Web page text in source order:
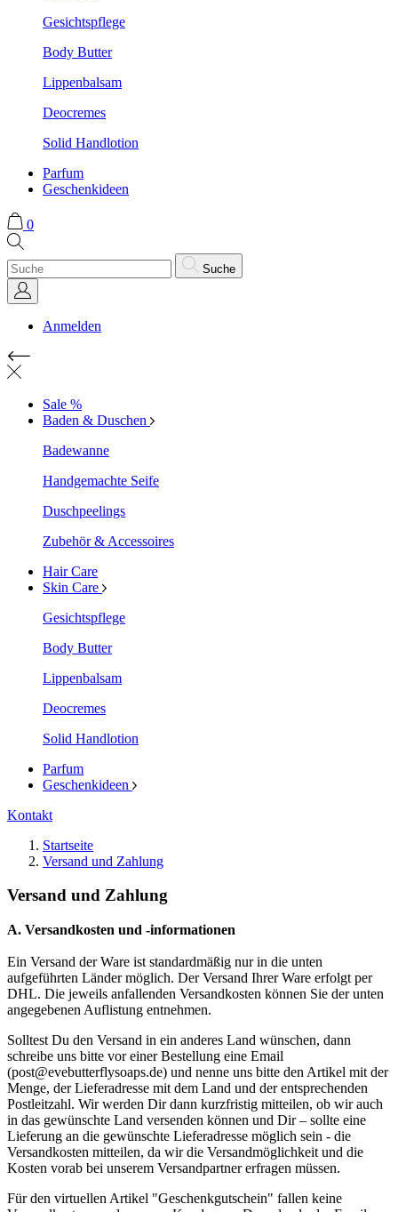
Gesichtspflege
Body Butter
Lippenbalsam
Deocremes
Solid Handlotion
Parfum
Geschenkideen
0
Suche
Anmelden
Sale %
Baden & Duschen
Badewanne
Handgemachte Seife
Duschpeelings
Zubehör & Accessoires
Hair Care
Skin Care
Gesichtspflege
Body Butter
Lippenbalsam
Deocremes
Solid Handlotion
Parfum
Geschenkideen
Kontakt
Startseite
Versand und Zahlung
Versand und Zahlung
A. Versandkosten und -informationen
Ein Versand der Ware ist standardmäßig nur in die unten
aufgeführten Länder möglich. Der Versand Ihrer Ware erfolgt per
DHL. Die jeweils anfallenden Versandkosten können Sie der unten
angegebenen Auflistung entnehmen.
Solltest Du den Versand in ein anderes Land wünschen, dann
schreibe uns bitte vor einer Bestellung eine Email
(post@evebutterflysoaps.de) und nenne uns bitte den Artikel mit der
Menge, der Lieferadresse mit dem Land und der entsprechenden
Postleitzahl. Wir werden Dir dann kurzfristig mitteilen, ob wir auch
in das gewünschte Land versenden können und Dir – sollte eine
Lieferung an die gewünschte Lieferadresse möglich sein - die
Versandkosten mitteilen, da wir die Versandmöglichkeit und die
Kosten vorab bei unserem Versandpartner erfragen müssen.
Für den virtuellen Artikel "Geschenkgutschein" fallen keine